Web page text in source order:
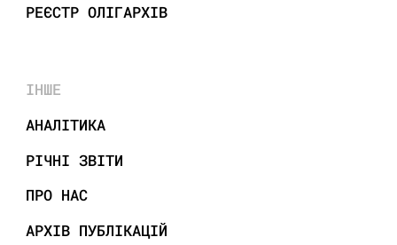
РЕЄСТР ОЛІГАРХІВ
ІНШЕ
АНАЛІТИКА
РІЧНІ ЗВІТИ
ПРО НАС
АРХІВ ПУБЛІКАЦІЙ